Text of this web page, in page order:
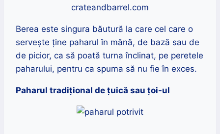
crateandbarrel.com
Berea este singura băutură la care cel care o
servește ține paharul în mână, de bază sau de
de picior, ca să poată turna înclinat, pe peretele
paharului, pentru ca spuma să nu fie în exces.
Paharul tradițional de țuică sau țoi-ul